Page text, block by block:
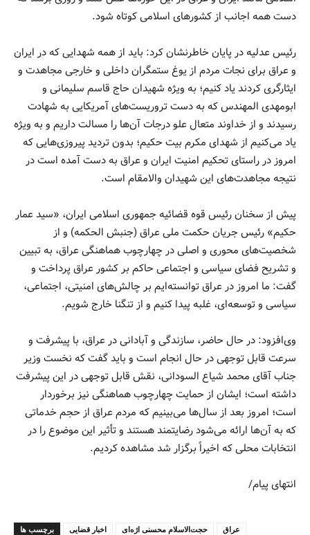
دست همه اجانب از کشورهای اسلامی کوتاه شود.
رئیس عدلیه در پایان خاطرنشان کرد: باید از همه شهدایی که در ایران
و عراق برای نجات مردم از یوغ ستمگران داخلی و خارجی مجاهدت و
ایثارگری کردند یاد کنیم؛ به ویژه شهیدان حاج قاسم سلیمانی و
ابومهدی المهندس که به دست تروریست‌های آمریکایی به شهادت
رسیدند و از خداوند متعال علو درجات آن‌ها را مسالت داریم و به ویژه
یاد می‌کنیم از شهدای مکرم بیت حکیم؛ بدون تردید پیروزی‌هایی که
امروز در راستای تحکیم امنیت ایران و عراق به دست آمده است در
نتیجه مجاهدت‌های این شهیدان والامقام است.
پیش از سخنان رئیس قوه قضائیه جمهوری اسلامی ایران، «سید عمار
حکیم» رئیس جریان حکمت ملی عراق (جنبش الحکمه) و از
شخصیت‌های محوری و اصلی در چهارچوب هماهنگی عراق، به تبیین
و تشریح فضای سیاسی و اجتماعی حاکم بر کشور عراق پرداخت و
گفت: ما امروز در عراق توانسته‌ایم بر چالش‌های امنیتی، اجتماعی،
سیاسی و توسعه‌ای، غلبه پیدا کنیم و از تنگنا خارج شویم.
وی‌افزود: در حال حاضر، سازندگی و آبادانی در عراق، با پیشرفت و
سرعت قابل توجهی در حال انجام است و باید گفت که نخست وزیر
جناب آقای محمد شیاع السودانی، نقش قابل توجهی در این پیشرفت
داشته است؛ ایشان از حمایت چهارچوب هماهنگی نیز برخوردار
است؛ امروز بعد از سال‌ها می‌بینیم که مردم عراق از حجم خدماتی
که به آن‌ها ارائه می‌شود رضایتمند هستند و تأثیر این موضوع را در
انتخابات محلی که اخیراً برگزار شد مشاهده کردیم.
انتهای پیام/
برچسب ها اخبار قضایی حجت‌الاسلام محسنی اژه‌ای
عراق